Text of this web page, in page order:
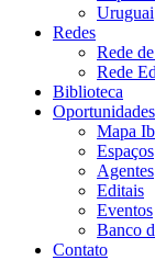
Uruguai
Redes
Rede
Rede
Biblioteca
Oportunidades
Mapa
Espaços
Agentes
Editais
Eventos
Banco
Contato